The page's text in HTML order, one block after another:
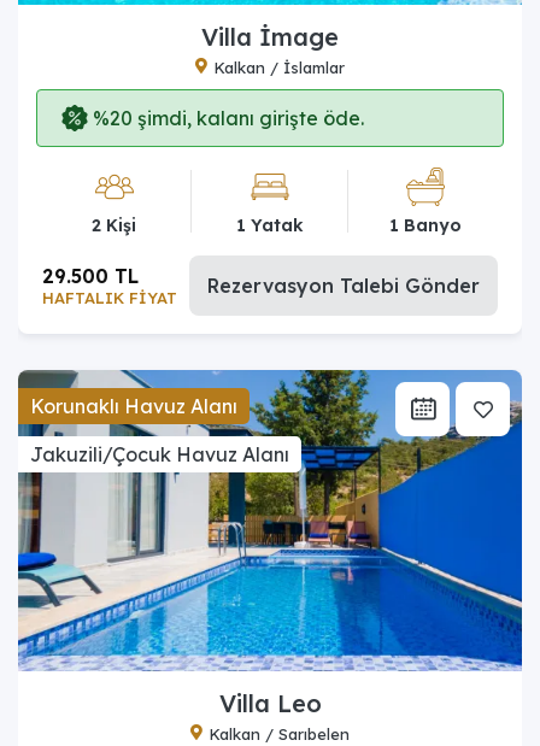
Villa İmage
Kalkan / İslamlar
%20 şimdi, kalanı girişte öde.
2 Kişi 1 Yatak 1 Banyo
HAFTALIK FİYAT
29.500 TL Rezervasyon Talebi Gönder
Korunaklı Havuz Alanı
Jakuzili/Çocuk Havuz Alanı
Villa Leo
Kalkan / Sarıbelen